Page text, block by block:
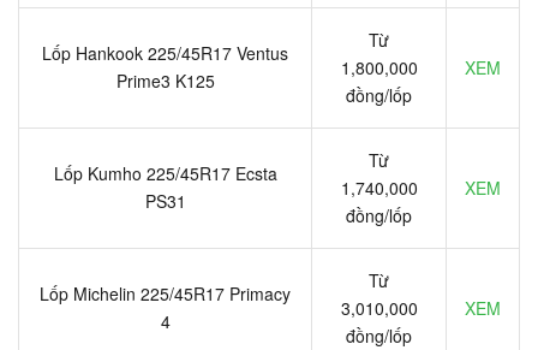
Lốp Hankook 225/45R17 Ventus
Prime3 K125
Từ
1,800,000
đồng/lốp
XEM
Lốp Kumho 225/45R17 Ecsta
PS31
Từ
1,740,000
đồng/lốp
XEM
Lốp Michelin 225/45R17 Primacy
4
Từ
3,010,000
đồng/lốp
XEM